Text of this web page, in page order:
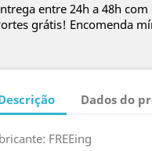
entre 24h a 48h com
grátis! Encomenda
Dados do
FREEing